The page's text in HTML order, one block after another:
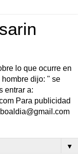
lo que ocurre en
dijo: " se
entrar a:
Para publicidad
▼